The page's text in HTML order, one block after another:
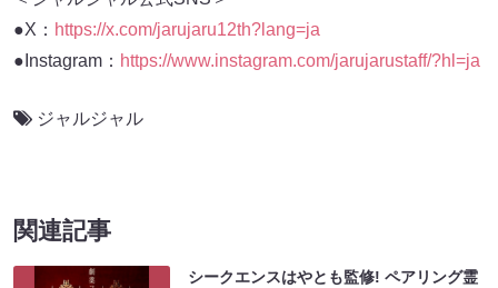
●X： https://x.com/jarujaru12th?lang=ja
●Instagram： https://www.instagram.com/jarujarustaff/?hl=ja
ジャルジャル
関連記事
シークエンスはやとも監修! ペアリング霊